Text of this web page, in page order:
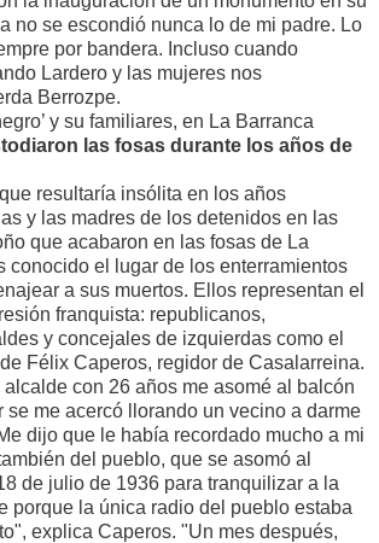
no se escondió nunca lo de mi padre. Lo
por bandera. Incluso cuando
Lardero y las mujeres nos
Berrozpe.
y su familiares, en La Barranca
las fosas durante los años de
resultaría insólita en los años
y las madres de los detenidos en las
que acabaron en las fosas de La
conocido el lugar de los enterramientos
a sus muertos. Ellos representan el
franquista: republicanos,
y concejales de izquierdas como el
Félix Caperos, regidor de Casalarreina.
con 26 años me asomé al balcón
se me acercó llorando un vecino a darme
dijo que le había recordado mucho a mi
del pueblo, que se asomó al
de julio de 1936 para tranquilizar a la
porque la única radio del pueblo estaba
explica Caperos. "Un mes después,